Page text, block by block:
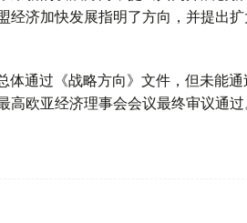
济加快发展指明了方向，并提出
通过《战略方向》文件，但未能
欧亚经济理事会会议最终审议通过